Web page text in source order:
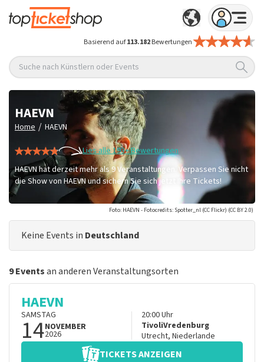
Basierend auf113.182Bewertungen
Suche nach Künstlern oder Events
HAEVN
Home / HAEVN
Lies alle 193+ Bewertungen
HAEVN hat derzeit mehr als 9 Veranstaltungen. Verpassen Sie nicht
die Show von HAEVN und sichern Sie sich jetzt Ihre Tickets!
Foto: HAEVN - Fotocredits: Spotter_nl (CC Flickr) (CC BY 2.0)
Keine Events in Deutschland
9 Eventsan anderen Veranstaltungsorten
HAEVN
SAMSTAG
14NOVEMBER
2026
20:00Uhr
TivoliVredenburg
Utrecht, Niederlande
TICKETS ANZEIGEN